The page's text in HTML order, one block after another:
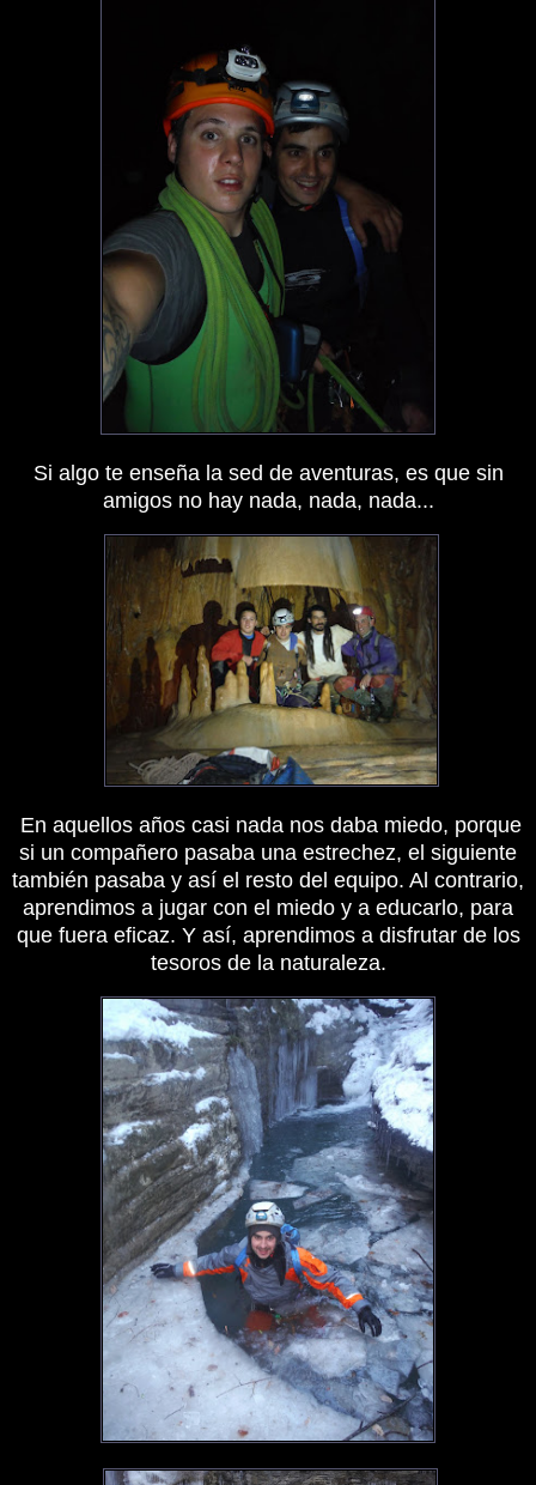
Si algo te enseña la sed de aventuras, es que sin
amigos no hay nada, nada, nada...
En aquellos años casi nada nos daba miedo, porque
si un compañero pasaba una estrechez, el siguiente
también pasaba y así el resto del equipo. Al contrario,
aprendimos a jugar con el miedo y a educarlo, para
que fuera eficaz. Y así, aprendimos a disfrutar de los
tesoros de la naturaleza.